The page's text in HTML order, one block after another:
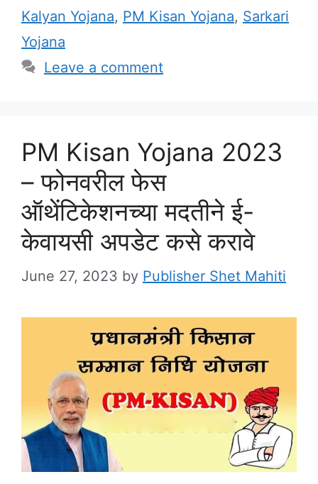
Kalyan Yojana, PM Kisan Yojana, Sarkari
Yojana
Leave a comment
PM Kisan Yojana 2023
– फोनवरील फेस
ऑथेंटिकेशनच्या मदतीने ई-
केवायसी अपडेट कसे करावे
June 27, 2023 by Publisher Shet Mahiti